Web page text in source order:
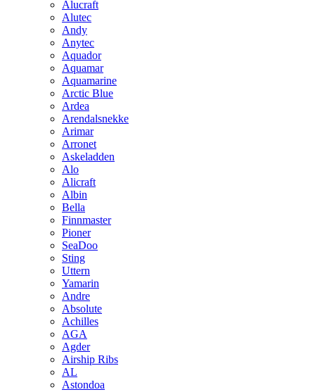
Alucraft
Alutec
Andy
Anytec
Aquador
Aquamar
Aquamarine
Arctic Blue
Ardea
Arendalsnekke
Arimar
Arronet
Askeladden
Alo
Alicraft
Albin
Bella
Finnmaster
Pioner
SeaDoo
Sting
Uttern
Yamarin
Andre
Absolute
Achilles
AGA
Agder
Airship Ribs
AL
Astondoa